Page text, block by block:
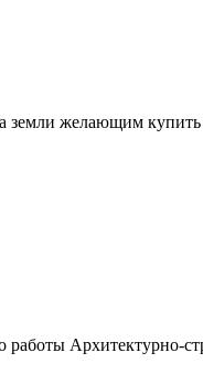
земли желающим
Архитектурно-